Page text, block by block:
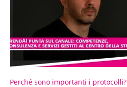
Perché sono importanti i protocolli?